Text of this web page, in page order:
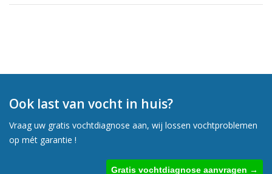
Ook last van vocht in huis?
Vraag uw gratis vochtdiagnose aan, wij lossen vochtproblemen
op mét garantie !
Gratis vochtdiagnose aanvragen →